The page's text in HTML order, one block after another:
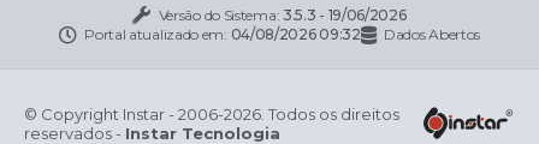
Versão do Sistema: 3.5.3 - 19/06/2026
Portal atualizado em: 04/08/2026 09:32 Dados Abertos
© Copyright Instar - 2006-2026. Todos os direitos
reservados - Instar Tecnologia